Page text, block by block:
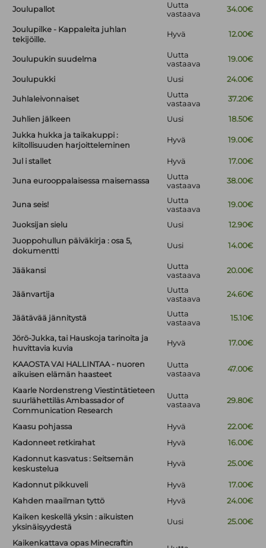
Joulupallot
Uutta
vastaava
34.00€
Joulupilke - Kappaleita juhlan
tekijöille.
Hyvä 12.00€
Joulupukin suudelma
Uutta
vastaava
19.00€
Joulupukki Uusi 24.00€
Juhlaleivonnaiset
Uutta
vastaava
37.20€
Juhlien jälkeen Uusi
18.50€
Jukka hukka ja taikakuppi :
kiitollisuuden harjoitteleminen
Hyvä 19.00€
Jul i stallet Hyvä 17.00€
Juna eurooppalaisessa maisemassa
Uutta
vastaava
38.00€
Juna seis!
Uutta
vastaava
19.00€
Juoksijan sielu Uusi
12.90€
Juoppohullun päiväkirja : osa 5,
dokumentti
Uusi 14.00€
Jääkansi
Uutta
vastaava
20.00€
Jäänvartija
Uutta
vastaava
24.60€
Jäätävää jännitystä
Uutta
vastaava
15.10€
Jörö-Jukka, tai Hauskoja tarinoita ja
huvittavia kuvia
Hyvä 17.00€
KAAOSTA VAI HALLINTAA - nuoren
aikuisen elämän haasteet
Uutta
vastaava
47.00€
Kaarle Nordenstreng Viestintätieteen
suurlähettiläs Ambassador of
Communication Research
Uutta
vastaava
29.80€
Kaasu pohjassa Hyvä
22.00€
Kadonneet retkirahat
Hyvä
16.00€
Kadonnut kasvatus : Seitsemän
keskustelua
Hyvä 25.00€
Kadonnut pikkuveli Hyvä
17.00€
Kahden maailman tyttö
Hyvä
24.00€
Kaiken keskellä yksin : aikuisten
yksinäisyydestä
Uusi 25.00€
Kaikenkattava opas Minecraftin